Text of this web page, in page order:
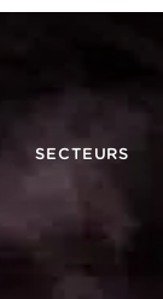
SECTEURS